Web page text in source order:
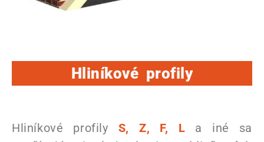
Hliníkové profily
Hliníkové profily S, Z, F, L a iné sa